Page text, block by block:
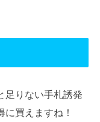
足りない手札誘発
買えますね！